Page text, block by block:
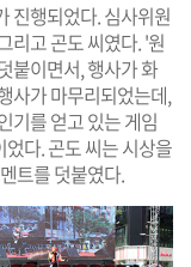
진행되었다. 심사위원
리고 곤도 씨였다. '원
붙이면서, 행사가 화
사가 마무리되었는데,
기를 얻고 있는 게임
었다. 곤도 씨는 시상을
트를 덧붙였다.